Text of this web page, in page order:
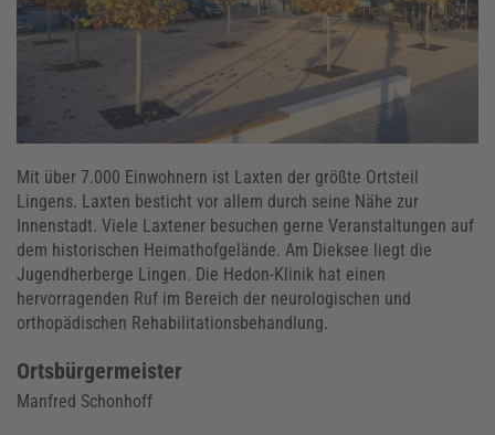
Mit über 7.000 Einwohnern ist Laxten der größte Ortsteil
Lingens. Laxten besticht vor allem durch seine Nähe zur
Innenstadt. Viele Laxtener besuchen gerne Veranstaltungen auf
dem historischen Heimathofgelände. Am Dieksee liegt die
Jugendherberge Lingen. Die Hedon-Klinik hat einen
hervorragenden Ruf im Bereich der neurologischen und
orthopädischen Rehabilitationsbehandlung.
Ortsbürgermeister
Manfred Schonhoff